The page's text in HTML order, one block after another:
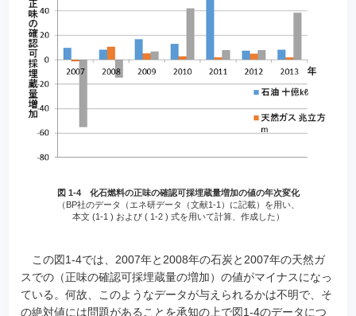
図 1-4 化石燃料の正味の確認可採埋蔵量増加の値の年次変化
（BP社のデータ（エネ研データ（文献1-1）に記載）を用い、
本文 (1-1 ) および ( 1-2 ) 式を用いて計算、作成した）
この図1-4では、2007年と2008年の石炭と2007年の天然ガ
スでの（正味の確認可採埋蔵量の増加）の値がマイナスになっ
ている。何故、このようなデータが与えられるかは不明で、そ
の絶対値には問題があることを承知の上で図1-4のデータにつ